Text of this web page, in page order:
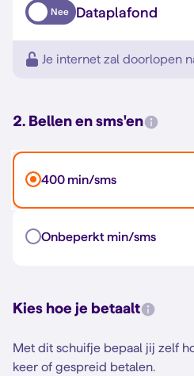
Nee Dataplafond
Je internet zal doorlopen
2. Bellen en sms'en
400 min/sms
Onbeperkt min/sms
Kies hoe je betaalt
Met dit schuifje bepaal jij zelf
keer of gespreid betalen.